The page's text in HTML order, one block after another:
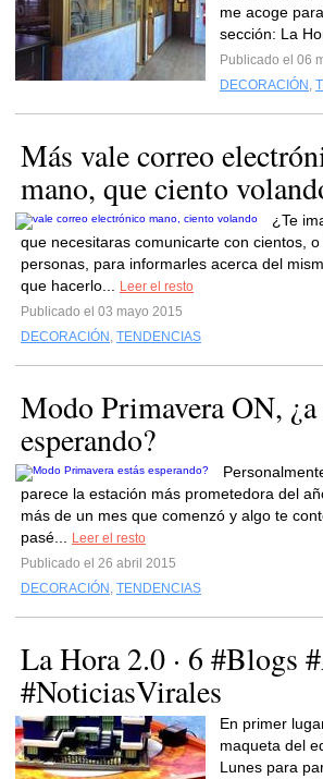
me acoge
sección: La
Publicado el 06
DECORACIÓN ,
Más vale correo
mano, que ciento
¿Te
que necesitaras comunicarte con cientos,
personas, para informarles acerca del
que hacerlo...
Leer el resto
Publicado el 03 mayo 2015
DECORACIÓN , TENDENCIAS
Modo Primavera ON, ¿a
esperando?
parece la estación más prometedora del
más de un mes que comenzó y algo te
pasé...
Leer el resto
Publicado el 26 abril 2015
DECORACIÓN , TENDENCIAS
La Hora 2.0 · 6 #Blogs
#NoticiasVirales
En primer
maqueta del
Lunes para